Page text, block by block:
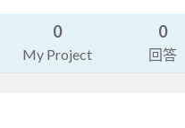
0
My Project
0
回答